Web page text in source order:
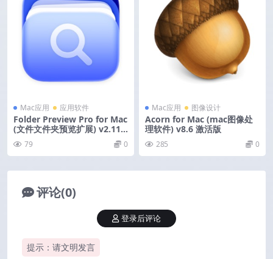
Mac应用 应用软件
Folder Preview Pro for Mac
(文件文件夹预览扩展) v2.11.1
79 0
Mac应用 图像设计
Acorn for Mac (mac图像处
理软件) v8.6 激活版
285 0
评论(0)
提示：请文明发言
登录后评论